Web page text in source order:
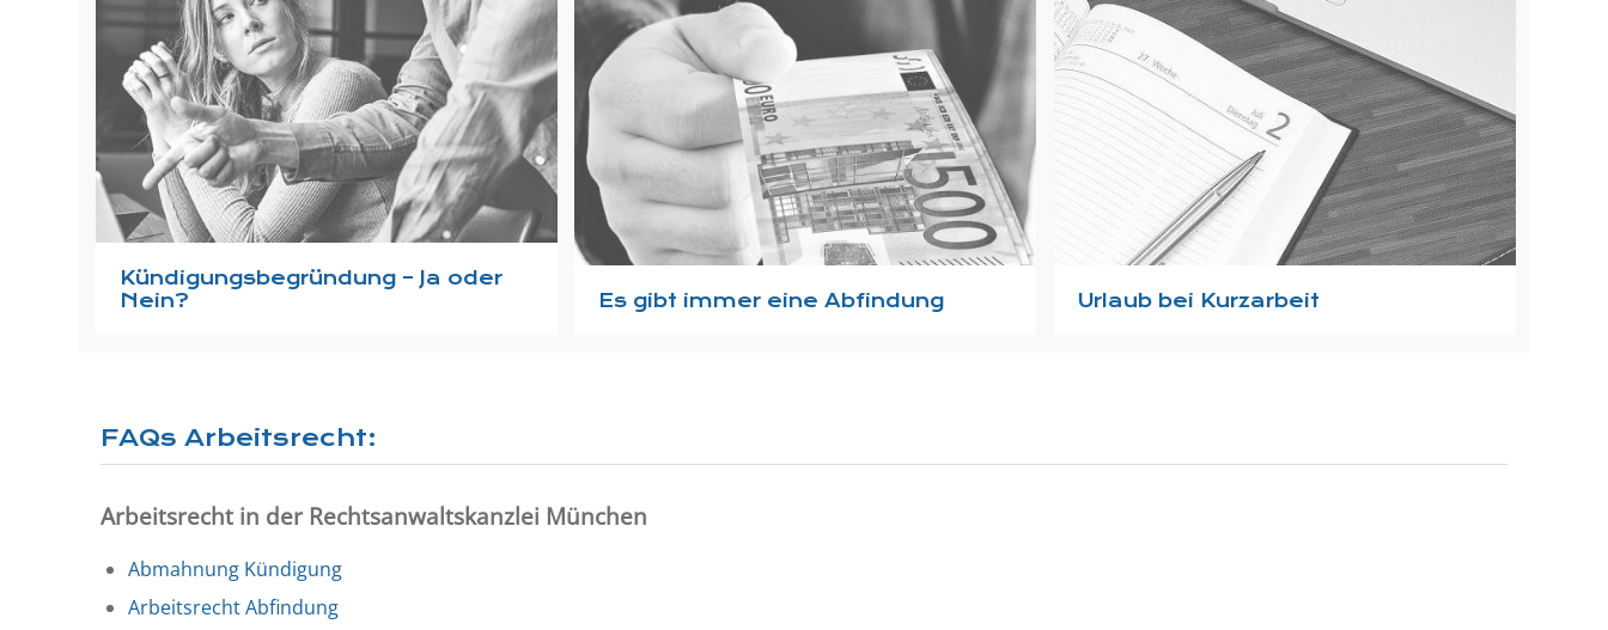
Kündigungsbegründung – Ja oder
Nein?
Es gibt immer eine Abfindung Urlaub bei Kurzarbeit
FAQs Arbeitsrecht:
Arbeitsrecht in der Rechtsanwaltskanzlei München
Abmahnung Kündigung
Arbeitsrecht Abfindung